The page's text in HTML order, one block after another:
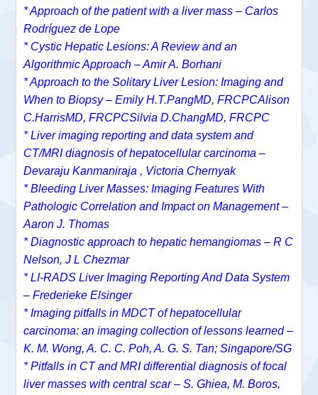
* Approach of the patient with a liver mass – Carlos
Rodríguez de Lope
* Cystic Hepatic Lesions: A Review and an
Algorithmic Approach – Amir A. Borhani
* Approach to the Solitary Liver Lesion: Imaging and
When to Biopsy – Emily H.T.PangMD, FRCPCAlison
C.HarrisMD, FRCPCSilvia D.ChangMD, FRCPC
* Liver imaging reporting and data system and
CT/MRI diagnosis of hepatocellular carcinoma –
Devaraju Kanmaniraja , Victoria Chernyak
* Bleeding Liver Masses: Imaging Features With
Pathologic Correlation and Impact on Management –
Aaron J. Thomas
* Diagnostic approach to hepatic hemangiomas – R C
Nelson, J L Chezmar
* LI-RADS Liver Imaging Reporting And Data System
– Frederieke Elsinger
* Imaging pitfalls in MDCT of hepatocellular
carcinoma: an imaging collection of lessons learned –
K. M. Wong, A. C. C. Poh, A. G. S. Tan; Singapore/SG
* Pitfalls in CT and MRI differential diagnosis of focal
liver masses with central scar – S. Ghiea, M. Boros,